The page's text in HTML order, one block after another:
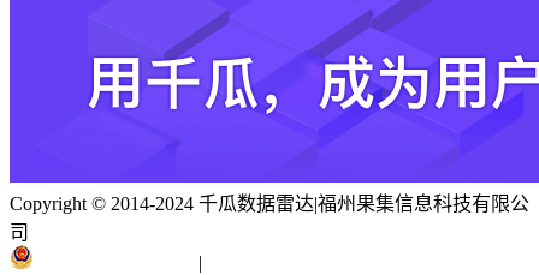
Copyright © 2014-2024 千瓜数据雷达|福州果集信息科技有限公
司
|